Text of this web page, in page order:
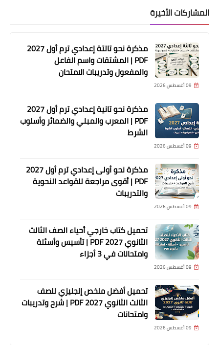
المشاركات الأخيرة
مذكرة نحو تالتة إعدادي ترم أول 2027
PDF | المشتقات واسم الفاعل
والمفعول وتدريبات الامتحان
09 أغسطس 2026
مذكرة نحو تانية إعدادي ترم أول 2027
PDF | المعرب والمبني والضمائر وأسلوب
الشرط
09 أغسطس 2026
مذكرة نحو أولى إعدادي ترم أول 2027
PDF | أقوى مراجعة للقواعد النحوية
والتدريبات
09 أغسطس 2026
تحميل كتاب خارجي أحياء الصف الثالث
الثانوي 2027 PDF | تأسيس وأسئلة
وامتحانات في 3 أجزاء
09 أغسطس 2026
تحميل أفضل ملخص إنجليزي للصف
الثالث الثانوي 2027 PDF | شرح وتدريبات
وامتحانات
09 أغسطس 2026